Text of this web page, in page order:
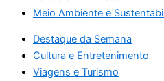
Meio Ambiente e
Destaque da Semana
Cultura e Entretenimento
Viagens e Turismo